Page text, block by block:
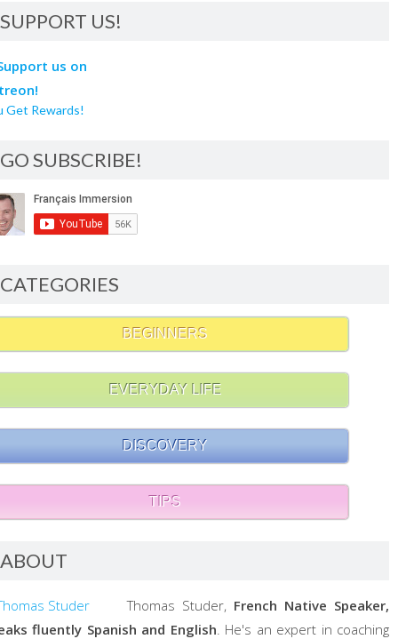
SUPPORT US!
Get Rewards!
GO SUBSCRIBE!
CATEGORIES
BEGINNERS
EVERYDAY LIFE
DISCOVERY
TIPS
ABOUT
Thomas Studer, French Native Speaker,
fluently Spanish and English . He's an expert in coaching